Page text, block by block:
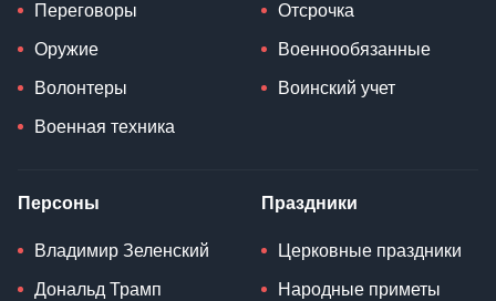
Переговоры
Оружие
Волонтеры
Военная техника
Отсрочка
Военнообязанные
Воинский учет
Персоны
Владимир Зеленский
Дональд Трамп
Праздники
Церковные праздники
Народные приметы